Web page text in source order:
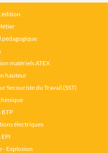
édition
pédagogique
matériels ATEX
hauteur
Secouriste du Travail (SST)
BTP
électriques
EPI
- Explosion